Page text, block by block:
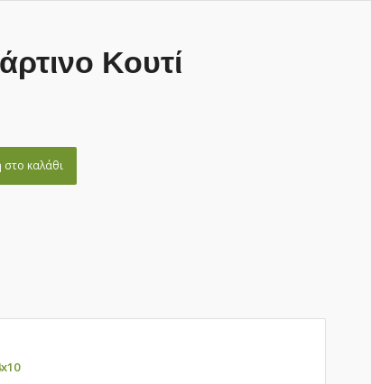
Κουτί
καλάθι